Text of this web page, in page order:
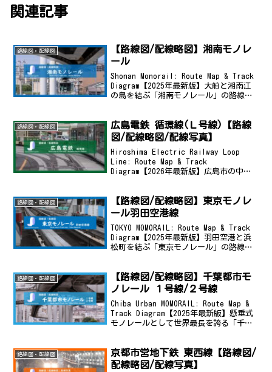
関連記事
路線図・配線図
【路線図/配線略図】湘南モノレ
ール
Shonan Monorail: Route Map & Track
Diagram【2025年最新版】大船と湘南江
の島を結ぶ「湘南モノレール」の路線
図地理院地図を加工...
路線図・配線図
広島電鉄 循環線(Ｌ号線)【路線
図/配線略図/配線写真】
Hiroshima Electric Railway Loop
Line: Route Map & Track
Diagram【2026年最新版】広島市の中心
載。届出上・...
路線図・配線図
【路線図/配線略図】東京モノレ
ール羽田空港線
TOKYO MOMORAIL: Route Map & Track
Diagram【2025年最新版】羽田空港と浜
松町を結ぶ「東京モノレール」の路線
図地理院地図を加工路...
路線図・配線図
【路線図/配線略図】千葉都市モ
ノレール １号線/２号線
Chiba Urban MOMORAIL: Route Map &
Track Diagram【2025年最新版】懸垂式
モノレールとして世界最長を誇る「千葉
やすく解説し...
路線図・配線図
京都市営地下鉄 東西線【路線図/
配線略図/配線写真】